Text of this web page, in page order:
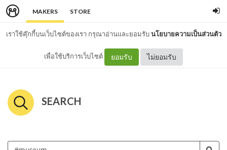
MAKERS STORE
เราใช้คุ๊กกี้บนเว็บไซต์ของเรา กรุณาอ่านและยอมรับนโยบายความเป็นส่วนตัว
เพื่อใช้บริการเว็บไซต์ ยอมรับ ไม่ยอมรับ
SEARCH